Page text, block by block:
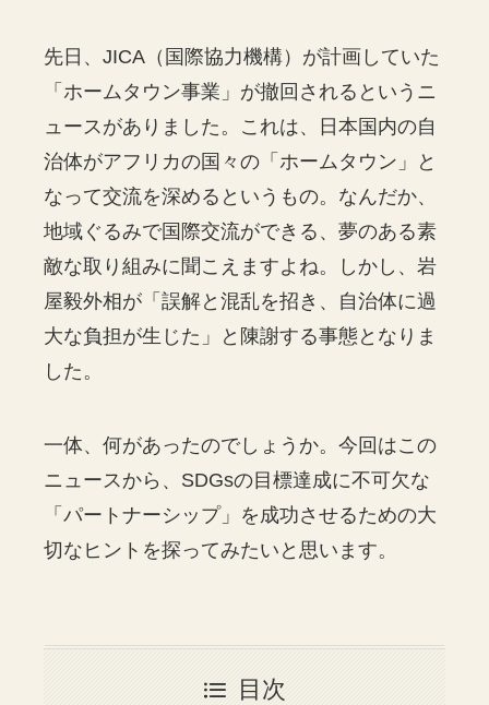
先日、JICA（国際協力機構）が計画していた
「ホームタウン事業」が撤回されるというニ
ュースがありました。これは、日本国内の自
治体がアフリカの国々の「ホームタウン」と
なって交流を深めるというもの。なんだか、
地域ぐるみで国際交流ができる、夢のある素
敵な取り組みに聞こえますよね。しかし、岩
屋毅外相が「誤解と混乱を招き、自治体に過
大な負担が生じた」と陳謝する事態となりま
した。
一体、何があったのでしょうか。今回はこの
ニュースから、SDGsの目標達成に不可欠な
「パートナーシップ」を成功させるための大
切なヒントを探ってみたいと思います。
目次